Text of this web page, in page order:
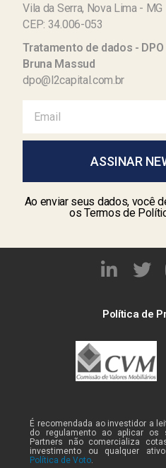
Vila da Serra, Nova Lima - MG
CEP: 34.006-053
Tratamento de dados - DPO
Bruna Massud
dpo@l2capital.com.br
ASSINAR
Ao enviar seus dados, você
os Termos de
Política de
É recomendada ao investidor a
do regulamento ao aplicar os
Partners não comercializa
investimento ou qualquer
Política de Voto.